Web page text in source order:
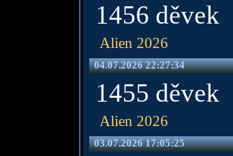
1456 děvek
Alien 2026
04.07.2026 22:27:34
1455 děvek
Alien 2026
03.07.2026 17:05:25